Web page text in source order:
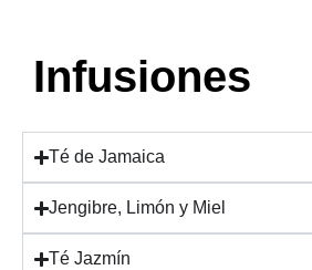
Infusiones
Té de Jamaica
Jengibre, Limón y Miel
Té Jazmín